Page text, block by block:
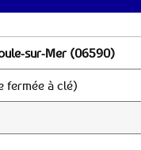
sur-Mer (06590)
fermée à clé)